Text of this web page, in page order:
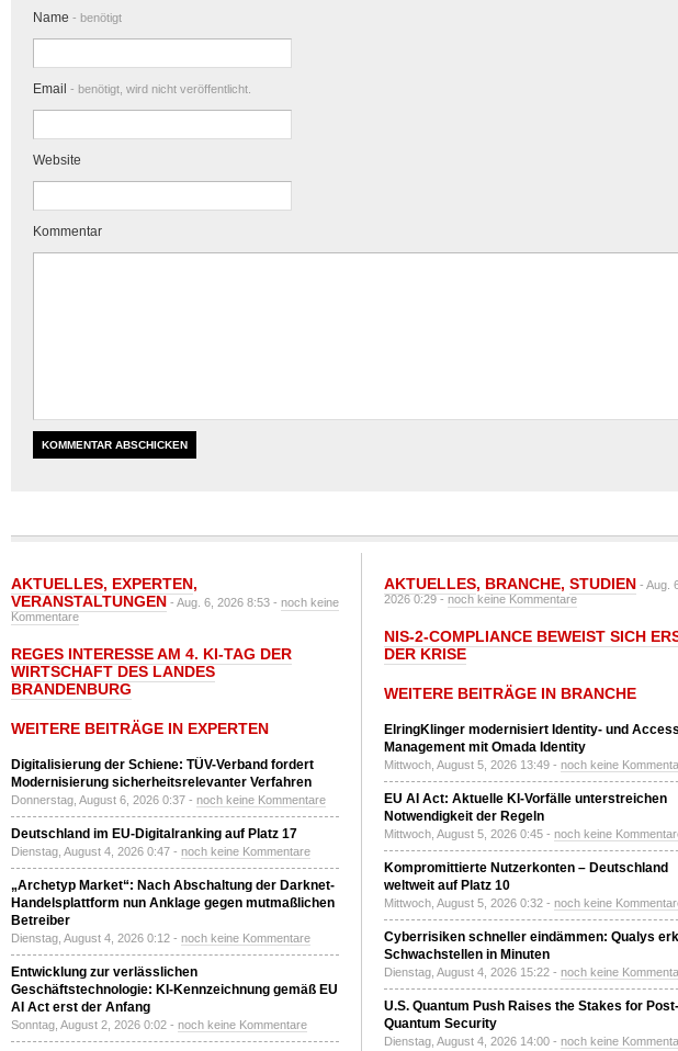
Name - benötigt
Email - benötigt, wird nicht veröffentlicht.
Website
Kommentar
AKTUELLES, EXPERTEN,
VERANSTALTUNGEN - Aug. 6, 2026 8:53 - noch keine
Kommentare
REGES INTERESSE AM 4. KI-TAG DER
WIRTSCHAFT DES LANDES
BRANDENBURG
WEITERE BEITRÄGE IN EXPERTEN
Digitalisierung der Schiene: TÜV-Verband fordert
Modernisierung sicherheitsrelevanter Verfahren
Donnerstag, August 6, 2026 0:37 - noch keine Kommentare
Deutschland im EU-Digitalranking auf Platz 17
Dienstag, August 4, 2026 0:47 - noch keine Kommentare
„Archetyp Market“: Nach Abschaltung der Darknet-
Handelsplattform nun Anklage gegen mutmaßlichen
Betreiber
Dienstag, August 4, 2026 0:12 - noch keine Kommentare
Entwicklung zur verlässlichen
Geschäftstechnologie: KI-Kennzeichnung gemäß EU
AI Act erst der Anfang
Sonntag, August 2, 2026 0:02 - noch keine Kommentare
AKTUELLES, BRANCHE, STUDIEN - Aug.
2026 0:29 -noch keine Kommentare
NIS-2-COMPLIANCE BEWEIST SICH
DER KRISE
WEITERE BEITRÄGE IN BRANCHE
ElringKlinger modernisiert Identity- und
Management mit Omada Identity
Mittwoch, August 5, 2026 13:49 - noch keine
EU AI Act: Aktuelle KI-Vorfälle unterstreichen
Notwendigkeit der Regeln
Mittwoch, August 5, 2026 0:45 - noch keine
Kompromittierte Nutzerkonten – Deutschland
weltweit auf Platz 10
Mittwoch, August 5, 2026 0:32 - noch keine
Cyberrisiken schneller eindämmen: Qualys
Schwachstellen in Minuten
Dienstag, August 4, 2026 15:22 - noch keine
U.S. Quantum Push Raises the Stakes for Post-
Quantum Security
Dienstag, August 4, 2026 14:00 - noch keine